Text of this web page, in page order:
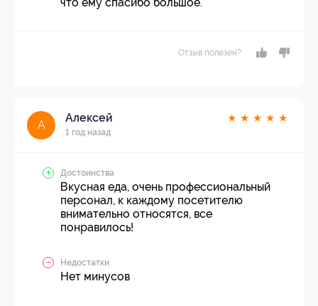
Отзыв полезен?
А
Алексей
1 год назад
★ ★ ★ ★ ★
Достоинства
Вкусная еда, очень профессиональный
персонал, к каждому посетителю
внимательно относятся, все
понравилось!
Недостатки
Нет минусов